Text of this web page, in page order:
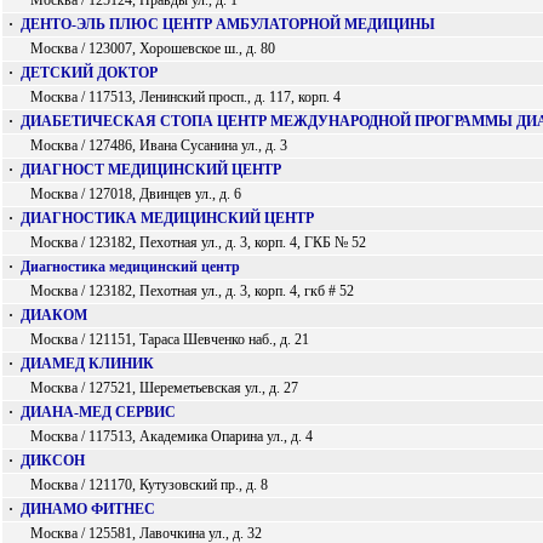
· ДЕНТО-ЭЛЬ ПЛЮС ЦЕНТР АМБУЛАТОРНОЙ МЕДИЦИНЫ
Москва / 123007, Хорошевское ш., д. 80
· ДЕТСКИЙ ДОКТОР
Москва / 117513, Ленинский просп., д. 117, корп. 4
· ДИАБЕТИЧЕСКАЯ СТОПА ЦЕНТР МЕЖДУНАРОДНОЙ ПРОГРАММЫ
Москва / 127486, Ивана Сусанина ул., д. 3
· ДИАГНОСТ МЕДИЦИНСКИЙ ЦЕНТР
Москва / 127018, Двинцев ул., д. 6
· ДИАГНОСТИКА МЕДИЦИНСКИЙ ЦЕНТР
Москва / 123182, Пехотная ул., д. 3, корп. 4, ГКБ № 52
· Диагностика медицинский центр
Москва / 123182, Пехотная ул., д. 3, корп. 4, гкб # 52
· ДИАКОМ
Москва / 121151, Тараса Шевченко наб., д. 21
· ДИАМЕД КЛИНИК
Москва / 127521, Шереметьевская ул., д. 27
· ДИАНА-МЕД СЕРВИС
Москва / 117513, Академика Опарина ул., д. 4
· ДИКСОН
Москва / 121170, Кутузовский пр., д. 8
· ДИНАМО ФИТНЕС
Москва / 125581, Лавочкина ул., д. 32